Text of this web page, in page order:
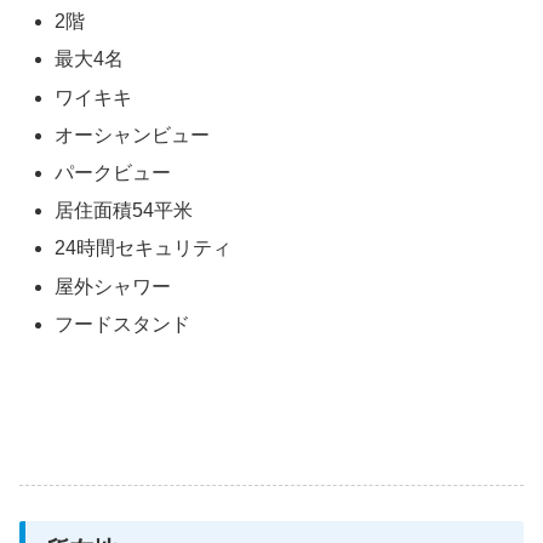
2階
最大4名
ワイキキ
オーシャンビュー
パークビュー
居住面積54平米
24時間セキュリティ
屋外シャワー
フードスタンド